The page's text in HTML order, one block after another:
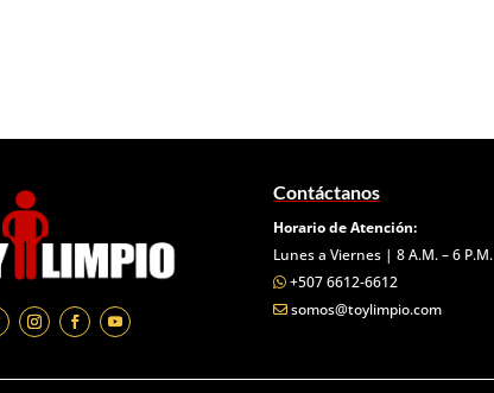
Contáctanos
Horario de Atención:
Lunes a Viernes | 8 A.M. – 6 P.M.
+507 6612-6612
somos@toylimpio.com